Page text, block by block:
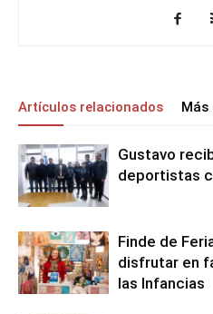
Artículos relacionados Más
Gustavo
deportistas
Finde de
disfrutar en
las Infancias